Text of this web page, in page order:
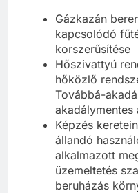
Gázkazán
kapcsolódó
korszerűsítése
Hőszivattyú
hőközlő
Továbbá-
akadálymentes
Képzés
állandó
alkalmazott
üzemeltetés
beruházás